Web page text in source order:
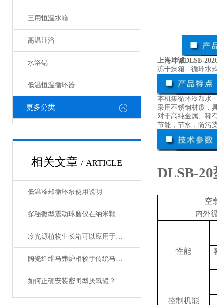
三用恒温水箱
高温油浴
水浴锅
低温恒温循环器
更多分类
相关文章 / ARTICLE
低温冷却循环泵使用说明
探秘微型震动球磨仪在纳米颗粒制备中的关键作用
冷光源植物生长箱可以应用于各种植物的生长
陶瓷纤维马弗炉相较于传统马弗炉有哪些提升？
如何正确安装密闭型厌氧罐？
上海坤诚DLSB-
冻干燥箱、循环水
本机集循环冷却水
采用不锈钢材质，
对于高纯金属、稀
节能，节水，防污
DLSB-20
空
内外
性能
控制机能